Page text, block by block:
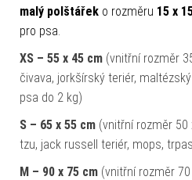
malý polštářek o rozměru 15 x
pro psa.
XS – 55 x 45 cm (vnitřní rozměr
čivava, jorkšírský teriér,
psa do 2 kg)
S – 65 x 55 cm (vnitřní rozměr 50
tzu, jack russell teriér, mops,
M – 90 x 75 cm (vnitřní rozměr